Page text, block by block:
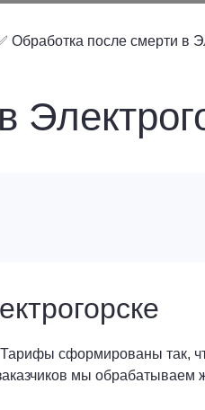
Обработка после смерти в
сформированы так,
мы обрабатываем